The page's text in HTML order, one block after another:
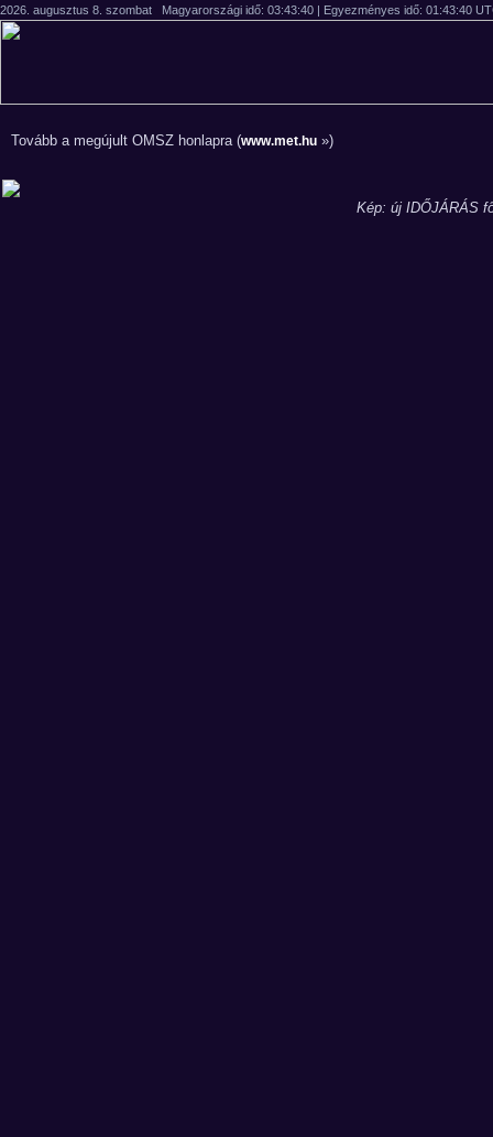
Tovább a megújult OMSZ honlapra (www.met.hu »)
Kép: új IDŐJÁRÁS